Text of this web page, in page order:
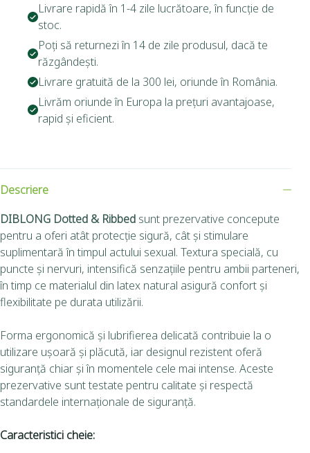
Livrare rapidă în 1-4 zile lucrătoare, în funcție de
stoc.
Poți să returnezi în 14 de zile produsul, dacă te
răzgândești.
Livrare gratuită de la 300 lei, oriunde în România.
Livrăm oriunde în Europa la prețuri avantajoase,
rapid și eficient.
Descriere
DIBLONG Dotted & Ribbed sunt prezervative concepute
pentru a oferi atât protecție sigură, cât și stimulare
suplimentară în timpul actului sexual. Textura specială, cu
puncte și nervuri, intensifică senzațiile pentru ambii parteneri,
în timp ce materialul din latex natural asigură confort și
flexibilitate pe durata utilizării.
Forma ergonomică și lubrifierea delicată contribuie la o
utilizare ușoară și plăcută, iar designul rezistent oferă
siguranță chiar și în momentele cele mai intense. Aceste
prezervative sunt testate pentru calitate și respectă
standardele internaționale de siguranță.
Caracteristici cheie: